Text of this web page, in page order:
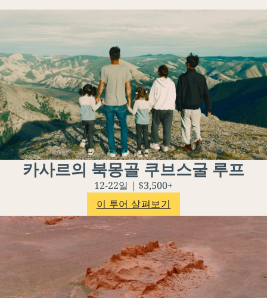
카사르의 북몽골 쿠브스굴 루프
12-22일 | $3,500+
이 투어 살펴보기